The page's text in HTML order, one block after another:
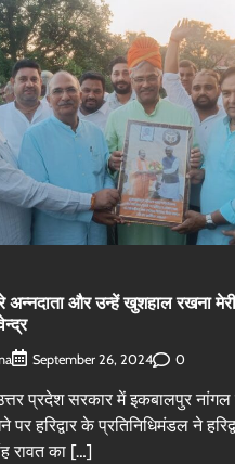
अन्नदाता और उन्हें खुशहाल रखना
September 26, 2024 0
प्रदेश सरकार में इकबालपुर नांगल
पर हरिद्वार के प्रतिनिधिमंडल ने
रावत का […]